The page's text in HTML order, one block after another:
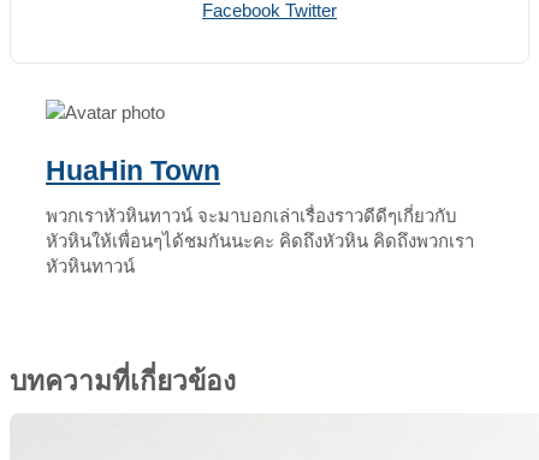
Facebook TwitterPrint
Share
Email
HuaHin Town
พวกเราหัวหินทาวน์ จะมาบอกเล่าเรื่องราวดีดีๆเกี่ยวกับ
หัวหินให้เพื่อนๆได้ชมกันนะคะ คิดถึงหัวหิน คิดถึงพวกเรา
หัวหินทาวน์
บทความที่เกี่ยวข้อง